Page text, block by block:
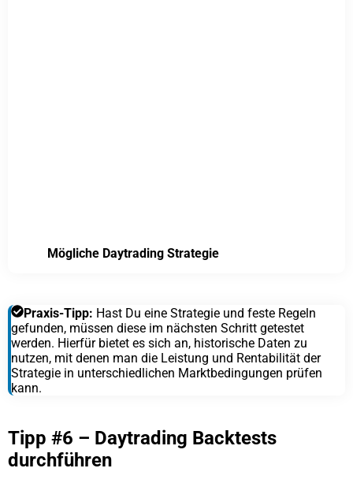
Mögliche Daytrading Strategie
Praxis-Tipp: Hast Du eine Strategie und feste Regeln
gefunden, müssen diese im nächsten Schritt getestet
werden. Hierfür bietet es sich an, historische Daten zu
nutzen, mit denen man die Leistung und Rentabilität der
Strategie in unterschiedlichen Marktbedingungen prüfen
kann.
Tipp #6 – Daytrading Backtests
durchführen